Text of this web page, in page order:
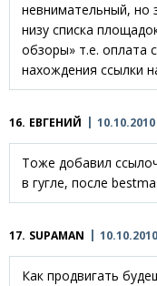
невнимательный, но
низу списка
обзоры» т.е. оплата
нахождения ссылки
16. ЕВГЕНИЙ 10.10.2010
Тоже добавил
в гугле, после
17. SUPAMAN 10.10.2010
Как продвигать